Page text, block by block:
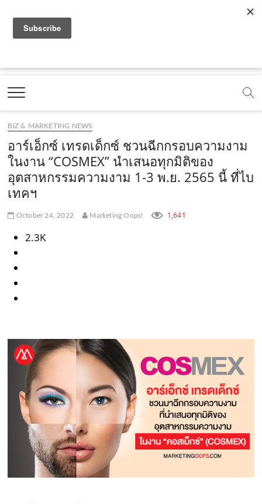
a
e
b
o
o
k
.
c
o
m
o
t
b
e
.
c
m
.
o
e
m
e
t
g
r
a
m
c
t
k
c
o
Marketing Oops!
DIGITAL | CREATIVE | ADVERTISING | CAMPAIGN |
BIZ & MARKETING NEWS
อาร์เอ็กซ์ เทรดเด็กซ์ ชวนฉีกกรอบความงาม
ในงาน “COSMEX” นำเสนอทุกมิติของ
อุตสาหกรรมความงาม 1-3 พ.ย. 2565 นี้ ที่ไบ
เทคฯ
October 24, 2022 Marketing Oops! 1,641
2.3K